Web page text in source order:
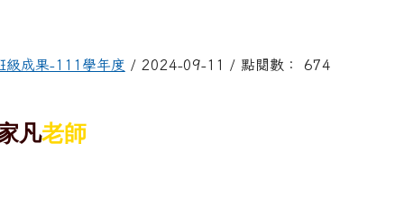
級成果-111學年度 / 2024-09-11 / 點閱數： 674
凡老師